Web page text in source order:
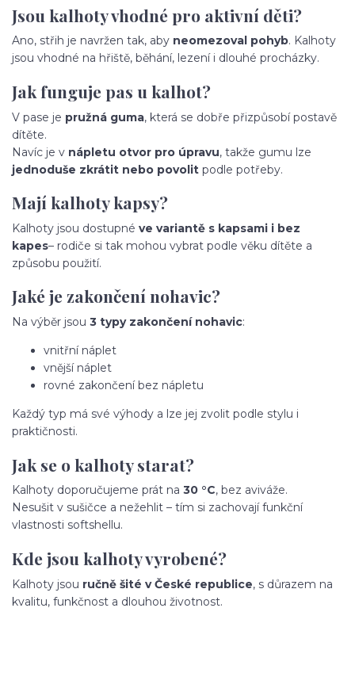
Jsou kalhoty vhodné pro aktivní děti?
Ano, střih je navržen tak, aby neomezoval pohyb. Kalhoty
jsou vhodné na hřiště, běhání, lezení i dlouhé procházky.
Jak funguje pas u kalhot?
V pase je pružná guma, která se dobře přizpůsobí postavě
dítěte.
Navíc je v nápletu otvor pro úpravu, takže gumu lze
jednoduše zkrátit nebo povolit podle potřeby.
Mají kalhoty kapsy?
Kalhoty jsou dostupné ve variantě s kapsami i bez
kapes– rodiče si tak mohou vybrat podle věku dítěte a
způsobu použití.
Jaké je zakončení nohavic?
Na výběr jsou 3 typy zakončení nohavic:
vnitřní náplet
vnější náplet
rovné zakončení bez nápletu
Každý typ má své výhody a lze jej zvolit podle stylu i
praktičnosti.
Jak se o kalhoty starat?
Kalhoty doporučujeme prát na 30 °C, bez aviváže.
Nesušit v sušičce a nežehlit – tím si zachovají funkční
vlastnosti softshellu.
Kde jsou kalhoty vyrobené?
Kalhoty jsou ručně šité v České republice, s důrazem na
kvalitu, funkčnost a dlouhou životnost.